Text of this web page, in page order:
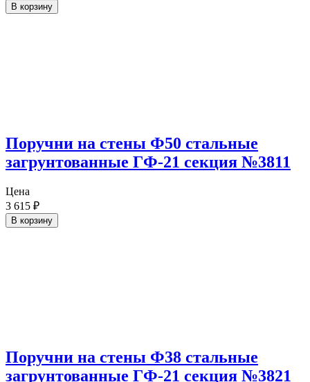
В корзину
Поручни на стены Ф50 стальные
загрунтованные ГФ-21 секция №3811
Цена
3 615 ₽
В корзину
Поручни на стены Ф38 стальные
загрунтованные ГФ-21 секция №3821